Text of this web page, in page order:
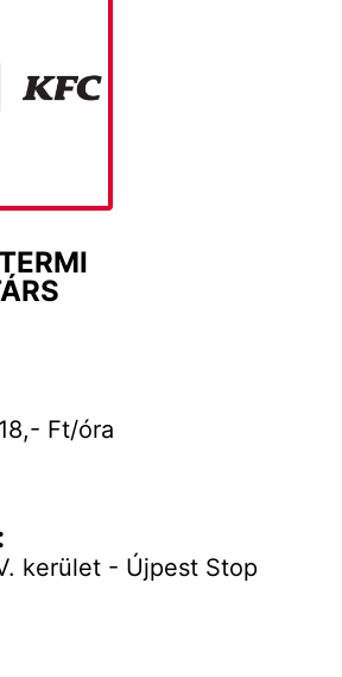
Ft/óra
kerület - Újpest Stop